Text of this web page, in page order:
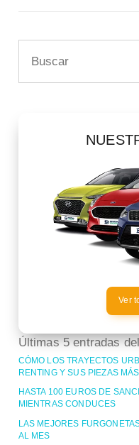
Ver
Últimas 5 entradas
CÓMO LOS TRAYECTOS
RENTING Y SUS PIEZAS
HASTA 100 EUROS DE
MIENTRAS CONDUCES
LAS MEJORES
AL MES